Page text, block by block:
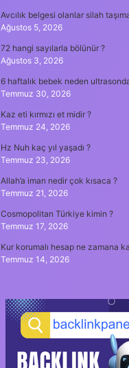
Avcılık belgesi olanlar silah
Ağustos 5, 2026
72 hangi sayılarla bölünür ?
Ağustos 3, 2026
6 haftalık bebek neden
Temmuz 30, 2026
Kaz eti kırmızı et midir ?
Temmuz 24, 2026
Hz Nuh kaç yıl yaşadı ?
Temmuz 23, 2026
Allah’a iman nedir çok kısaca ?
Temmuz 21, 2026
Cosmopolitan Türkiye kimin ?
Temmuz 17, 2026
Kur korumalı hesap ne zamana
Temmuz 14, 2026